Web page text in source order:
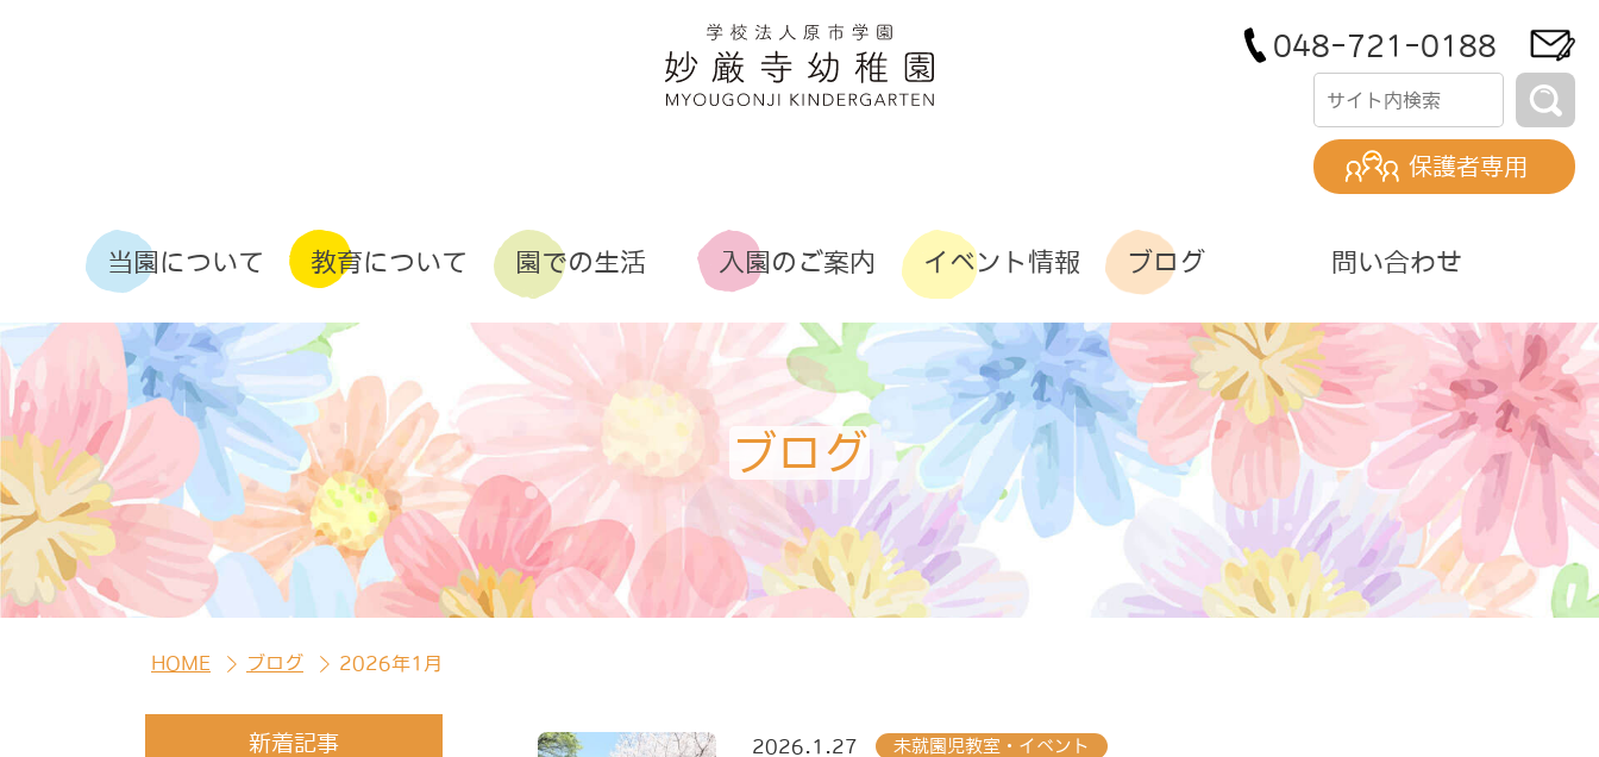
048-721-0188
保護者専用
当園について 教育について 園での生活 入園のご案内 イベント情報
(わくわくクラブ)
ブログ 問い合わせ
ブログ
HOME ブログ 2026年1月
2026.1.27 未就園児教室・イベント
新着記事